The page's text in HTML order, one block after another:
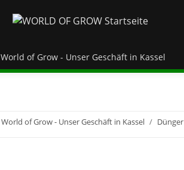
World of Grow - Unser Geschäft in Kassel
World of Grow - Unser Geschäft in Kassel Dünger